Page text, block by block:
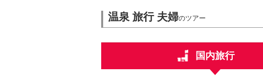
温泉 旅行 夫婦のツアー
国内旅行